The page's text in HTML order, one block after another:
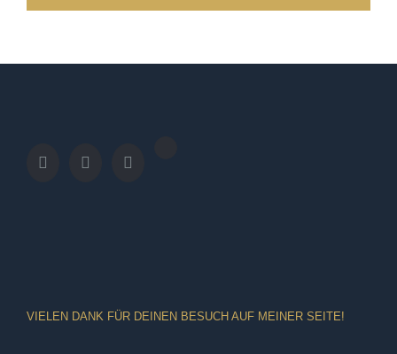
VIELEN DANK FÜR DEINEN BESUCH AUF MEINER SEITE!